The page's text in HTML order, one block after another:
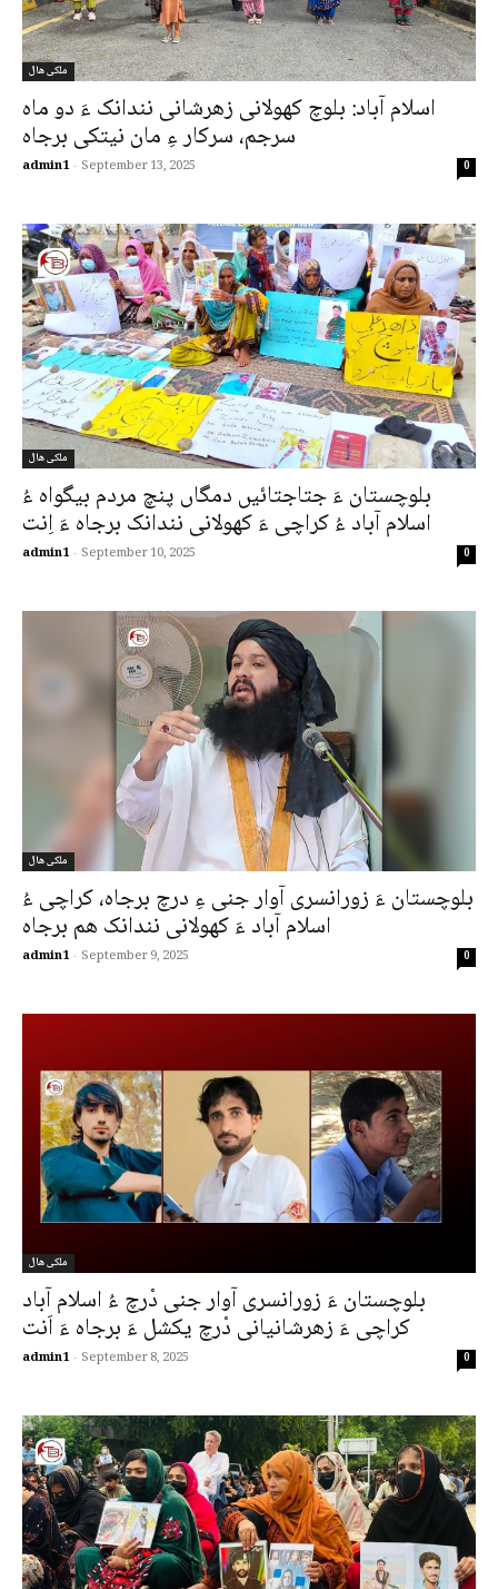
ملکی ھال
اسلام آباد: بلوچ کھولانی زھرشانی نندانک ءَ دو ماہ
سرجم، سرکار ءِ مان نیتکی برجاہ
admin1 - September 13, 2025 0
ملکی ھال
بلوچستان ءَ جتاجتائیں دمگاں پنچ مردم بیگواہ ءُ
اسلام آباد ءُ کراچی ءَ کھولانی نندانک برجاہ ءَ اِنت
admin1 - September 10, 2025 0
ملکی ھال
بلوچستان ءَ زورانسری آوار جنی ءِ درچ برجاہ، کراچی ءُ
اسلام آباد ءَ کھولانی نندانک ھم برجاہ
admin1 - September 9, 2025 0
ملکی ھال
بلوچستان ءَ زورانسری آوار جنی دْرچ ءُ اسلام آباد
کراچی ءَ زھرشانیانی دْرچ یکشل ءَ برجاہ ءَ اَنت
admin1 - September 8, 2025 0